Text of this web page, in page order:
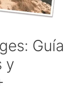
Guía
y